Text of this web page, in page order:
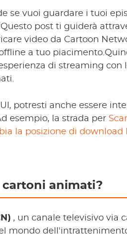
se vuoi guardare i tuoi
post ti guiderà
video da Cartoon
a tuo
di streaming con
potresti anche essere
esempio, la strada per
la posizione di download
cartoni animati?
, un canale televisivo via
mondo